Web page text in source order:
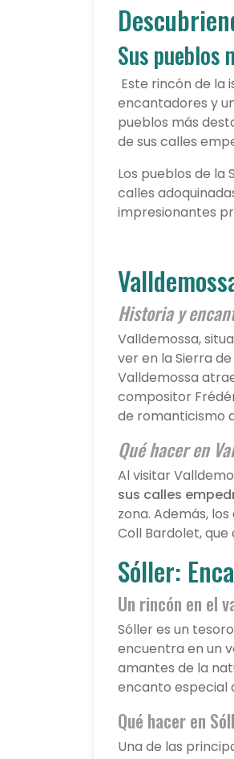
Sus pueblos
Este rincón de la
encantadores y
pueblos más
de sus calles
Los pueblos de
calles
impresionantes
Historia y
Valldemossa,
ver en la Sierra
Valldemossa
compositor
de romanticismo
Qué hacer en
Al visitar
sus calles
zona. Además,
Coll Bardolet,
Sóller:
Un rincón en el
Sóller es un
encuentra en un
amantes de la
encanto especial
Qué hacer en
Una de las